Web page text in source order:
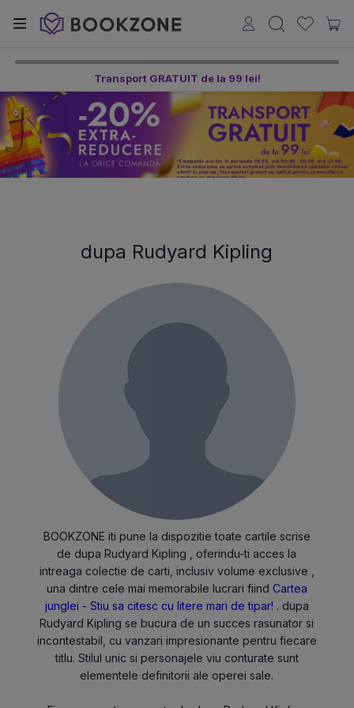
Transport GRATUIT de la 99 lei!
dupa Rudyard Kipling
BOOKZONE iti pune la dispozitie toate cartile scrise
de dupa Rudyard Kipling , oferindu-ti acces la
intreaga colectie de carti, inclusiv volume exclusive ,
una dintre cele mai memorabile lucrari fiind Cartea
junglei - Stiu sa citesc cu litere mari de tipar! . dupa
Rudyard Kipling se bucura de un succes rasunator si
incontestabil, cu vanzari impresionante pentru fiecare
titlu. Stilul unic si personajele viu conturate sunt
elementele definitorii ale operei sale.